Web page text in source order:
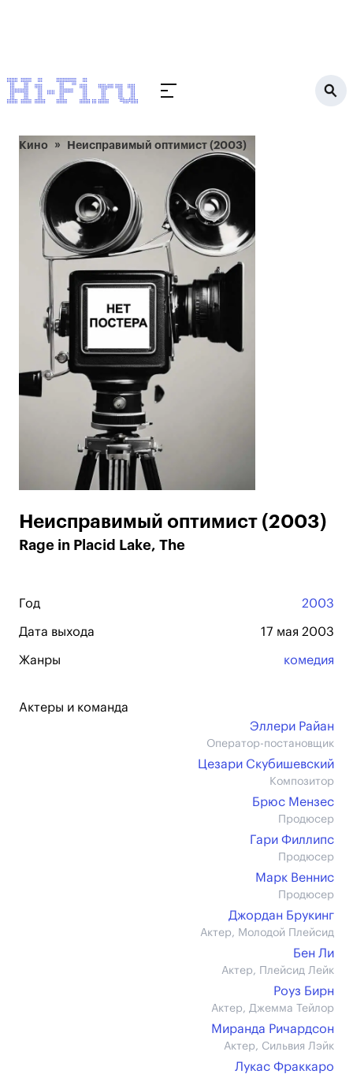
Кино Неисправимый оптимист (2003)
Неисправимый оптимист (2003)
Rage in Placid Lake, The
Год 2003
Дата выхода 17 мая 2003
Жанры комедия
Актеры и команда
Эллери Райан
Оператор-постановщик
Цезари Скубишевский
Композитор
Брюс Мензес
Продюсер
Гари Филлипс
Продюсер
Марк Веннис
Продюсер
Джордан Брукинг
Актер, Молодой Плейсид
Бен Ли
Актер, Плейсид Лейк
Роуз Бирн
Актер, Джемма Тейлор
Миранда Ричардсон
Актер, Сильвия Лэйк
Лукас Фраккаро